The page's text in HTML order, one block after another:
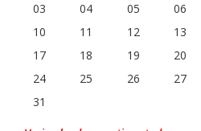
03
04 05 06
10
11 12 13
17
18 19 20
24
25 26 27
31